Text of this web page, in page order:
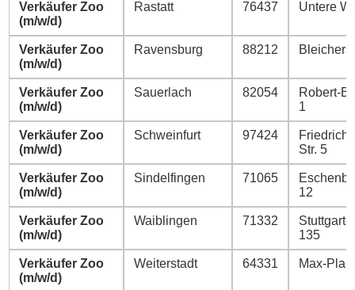
Verkäufer Zoo
(m/w/d)
Rastatt 76437 Untere
Verkäufer Zoo
(m/w/d)
Ravensburg 88212
Verkäufer Zoo
(m/w/d)
Sauerlach 82054
Robert-
1
Verkäufer Zoo
(m/w/d)
Schweinfurt 97424
Str. 5
Verkäufer Zoo
(m/w/d)
Sindelfingen 71065
12
Verkäufer Zoo
(m/w/d)
Waiblingen 71332
135
Verkäufer Zoo
(m/w/d)
Weiterstadt 64331 Max-